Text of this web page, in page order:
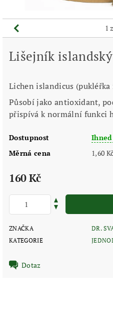
1
Lišejník
Lichen islandicus (pukléřka
Působí jako antioxidant,
přispívá k normální funkci
Dostupnost
Měrná cena
1,60
160 Kč
ZNAČKA
DR.
KATEGORIE
Dotaz